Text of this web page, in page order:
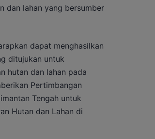
dan lahan yang bersumber
dapat menghasilkan
ditujukan untuk
hutan dan lahan pada
Pertimbangan
Tengah untuk
Hutan dan Lahan di